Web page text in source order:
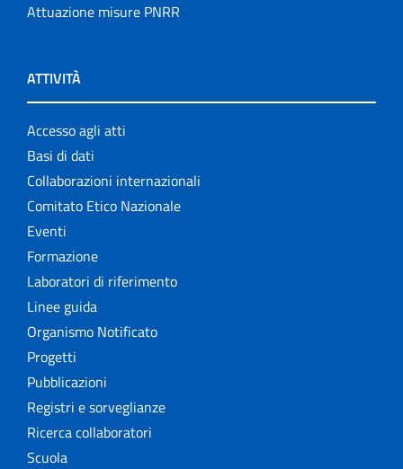
Attuazione misure PNRR
ATTIVITÀ
Accesso agli atti
Basi di dati
Collaborazioni internazionali
Comitato Etico Nazionale
Eventi
Formazione
Laboratori di riferimento
Linee guida
Organismo Notificato
Progetti
Pubblicazioni
Registri e sorveglianze
Ricerca collaboratori
Scuola